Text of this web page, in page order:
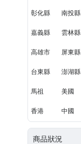
彰化縣 南投縣
嘉義縣 雲林縣
高雄市 屏東縣
台東縣 澎湖縣
馬祖 美國
香港 中國
商品狀況